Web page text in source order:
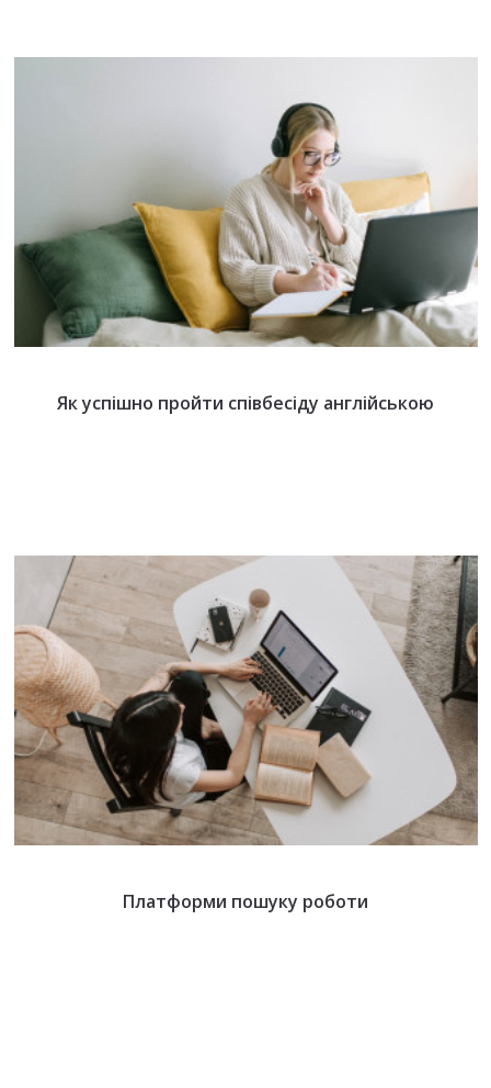
Як успішно пройти співбесіду англійською
Платформи пошуку роботи